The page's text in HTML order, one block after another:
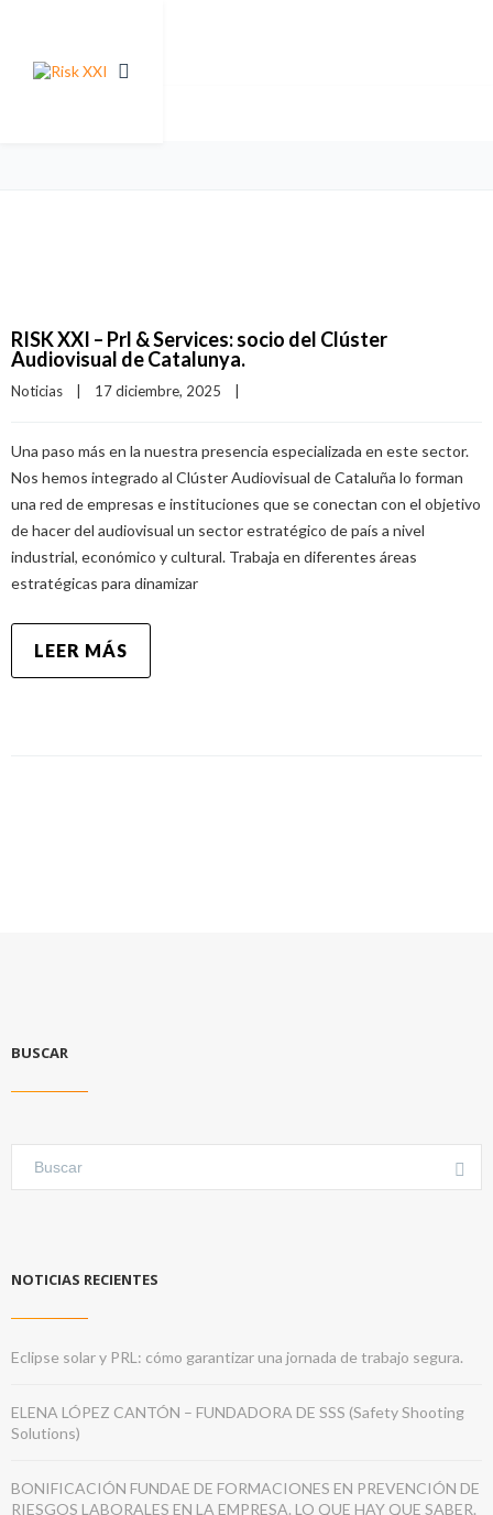
RISK XXI – Prl & Services: socio del Clúster
Audiovisual de Catalunya.
Noticias 17 diciembre, 2025
Una paso más en la nuestra presencia especializada en este sector.
Nos hemos integrado al Clúster Audiovisual de Cataluña lo forman
una red de empresas e instituciones que se conectan con el objetivo
de hacer del audiovisual un sector estratégico de país a nivel
industrial, económico y cultural. Trabaja en diferentes áreas
estratégicas para dinamizar
LEER MÁS
BUSCAR
NOTICIAS RECIENTES
Eclipse solar y PRL: cómo garantizar una jornada de trabajo segura.
ELENA LÓPEZ CANTÓN – FUNDADORA DE SSS (Safety Shooting
Solutions)
BONIFICACIÓN FUNDAE DE FORMACIONES EN PREVENCIÓN DE
RIESGOS LABORALES EN LA EMPRESA. LO QUE HAY QUE SABER.